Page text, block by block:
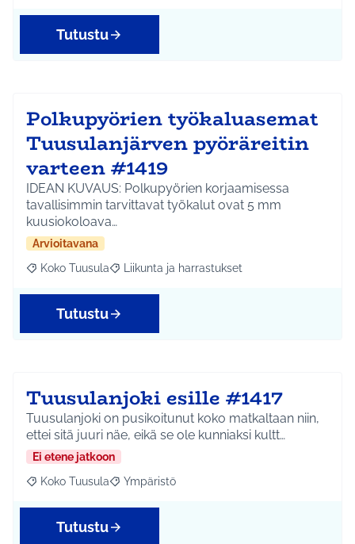
Tutustu
Polkupyörien työkaluasemat
Tuusulanjärven pyöräreitin
varteen #1419
IDEAN KUVAUS: Polkupyörien korjaamisessa
tavallisimmin tarvittavat työkalut ovat 5 mm
kuusiokoloava…
Arvioitavana
Rajaa tulokset aihepiirin mukaan: Koko Tuusula
Koko Tuusula Rajaa tulokset teeman mukaan: Liikunta ja
Liikunta ja harrastukset
Tutustu
Tuusulanjoki esille #1417
Tuusulanjoki on pusikoitunut koko matkaltaan niin,
ettei sitä juuri näe, eikä se ole kunniaksi kultt…
Ei etene jatkoon
Rajaa tulokset aihepiirin mukaan: Koko Tuusula
Koko Tuusula Rajaa tulokset teeman mukaan: Ympäristö
Ympäristö
Tutustu